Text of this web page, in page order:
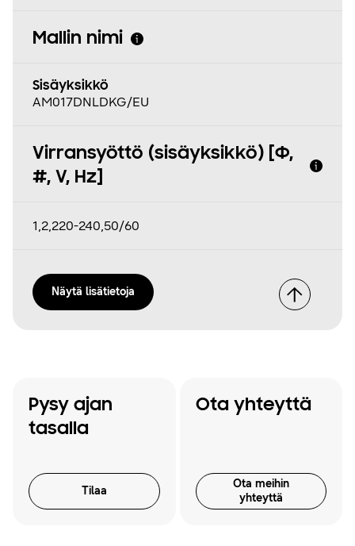
Mallin nimi
Sisäyksikkö
AM017DNLDKG/EU
Virransyöttö (sisäyksikkö) [Φ,
#, V, Hz]
1,2,220-240,50/60
Näytä lisätietoja
Pysy ajan
tasalla
Tilaa
Ota yhteyttä
Ota meihin
yhteyttä